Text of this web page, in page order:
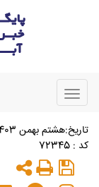
Toggle
navigation
تاريخ:هشتم بهمن 1403 ساعت 13:28
کد : 72345